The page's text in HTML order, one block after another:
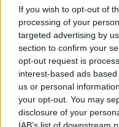
If you wish to opt-out of
processing of your
targeted advertising by
section to confirm your
opt-out request is
interest-based ads
us or personal
your opt-out. You may
disclosure of your
ΈΩΣ 20-10-2022
Αγιασμός στο